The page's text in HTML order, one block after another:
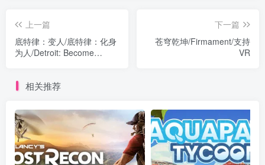
上一篇
底特律：变人/底特律：化身
为人/Detroit: Become
下一篇
苍穹乾坤/Firmament/支持
VR
相关推荐